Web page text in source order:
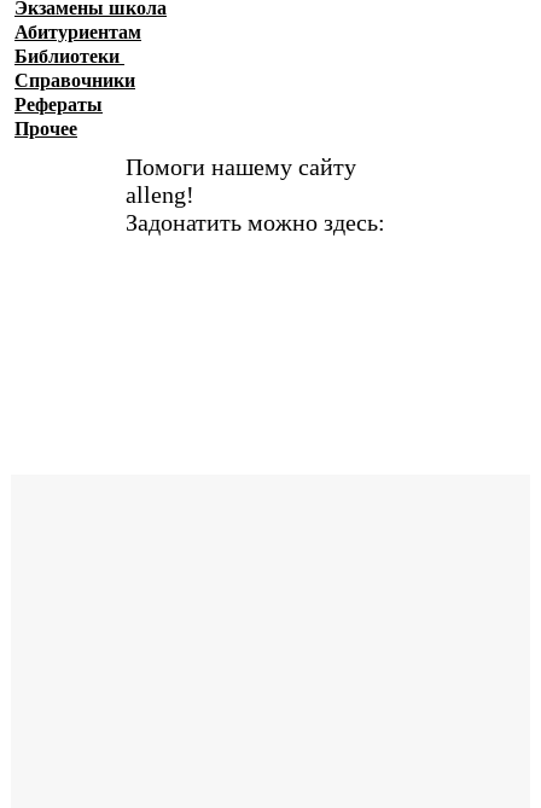
Экзамены школа
Абитуриентам
Библиотеки
Справочники
Рефераты
Прочее
Помоги нашему сайту
alleng!
Задонатить можно здесь: